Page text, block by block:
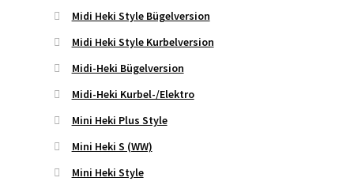
Midi Heki Style Bügelversion
Midi Heki Style Kurbelversion
Midi-Heki Bügelversion
Midi-Heki Kurbel-/Elektro
Mini Heki Plus Style
Mini Heki S (WW)
Mini Heki Style